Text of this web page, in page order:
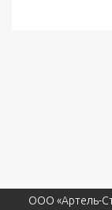
ООО «Артель-